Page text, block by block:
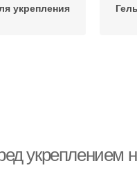
укрепления
укреплением